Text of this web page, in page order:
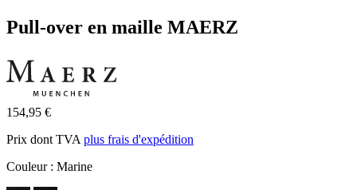
Pull-over en maille MAERZ
154,95 €
Prix dont TVA plus frais d'expédition
Couleur : Marine